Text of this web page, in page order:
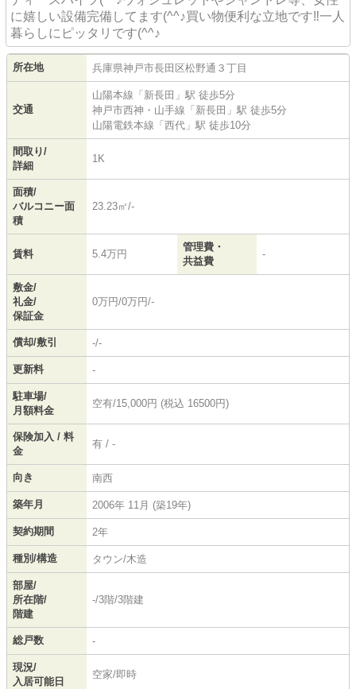
に嬉しい設備完備してます(^^♪買い物便利な立地です‼一人
暮らしにピッタリです(^^♪
所在地 兵庫県神戸市長田区松野通 ３丁目
交通
山陽本線 「 新長田 」駅 徒歩5分
神戸市西神・山手線 「 新長田 」駅 徒歩5分
山陽電鉄本線 「 西代 」駅 徒歩10分
間取り/
詳細
1K
面積/
バルコニー面
積
23.23㎡/-
賃料 5.4万円
管理費・
共益費
-
敷金/
礼金/
保証金
0万円/0万円/-
償却/敷引 -/-
更新料 -
駐車場/
月額料金
空有/15,000円 (税込 16500円)
保険加入 / 料
金
有 / -
向き 南西
築年月 2006年 11月 (築19年)
契約期間 2年
種別/構造 タウン/木造
部屋/
所在階/
階建
-/3階/3階建
総戸数 -
現況/
入居可能日
空家/即時